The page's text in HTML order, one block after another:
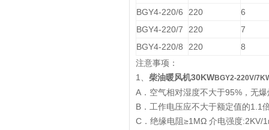
BGY4-220/6
220
6
BGY4-220/7
220
7
BGY4-220/8
220
8
注意事项：
1、 柴油暖风机30KWBGY2-220V/
A．空气相对湿度不大于95%，无
B．工作电压应不大于额定值的1.1
C．绝缘电阻≥1MΩ 介电强度:2KV/